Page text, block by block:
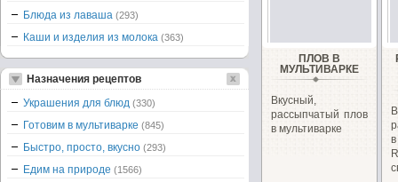
ПЛОВ В
МУЛЬТИВАРКЕ
Вкусный,
рассыпчатый плов
в мультиварке
Блюда из лаваша (293)
Каши и изделия из молока (363)
Назначения рецептов
Украшения для блюд (330)
Готовим в мультиварке (845)
Быстро, просто, вкусно (293)
Едим на природе (1566)